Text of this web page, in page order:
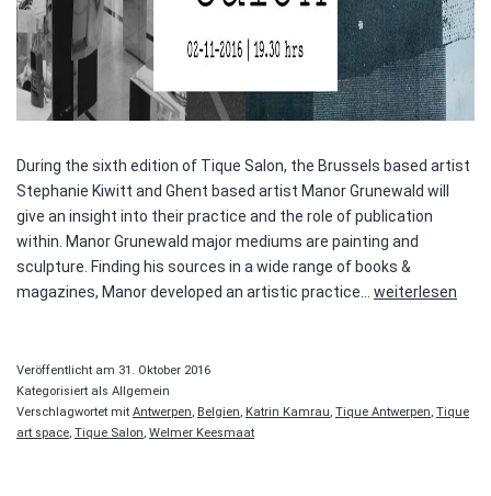
During the sixth edition of Tique Salon, the Brussels based artist
Stephanie Kiwitt and Ghent based artist Manor Grunewald will
give an insight into their practice and the role of publication
within. Manor Grunewald major mediums are painting and
sculpture. Finding his sources in a wide range of books &
magazines, Manor developed an artistic practice… Tique
Kiwitt
weiterlesen
Veröffentlicht am 31. Oktober 2016
Kategorisiert als Allgemein
Verschlagwortet mit Antwerpen, Belgien, Katrin Kamrau, Tique Antwerpen, Tique
art space, Tique Salon, Welmer Keesmaat